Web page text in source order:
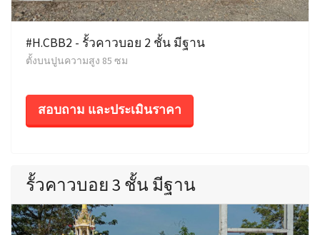
#H.CBB2 - รั้วคาวบอย 2 ชั้น มีฐาน
ตั้งบนปูนความสูง 85 ซม
สอบถาม และประเมินราคา
รั้วคาวบอย 3 ชั้น มีฐาน